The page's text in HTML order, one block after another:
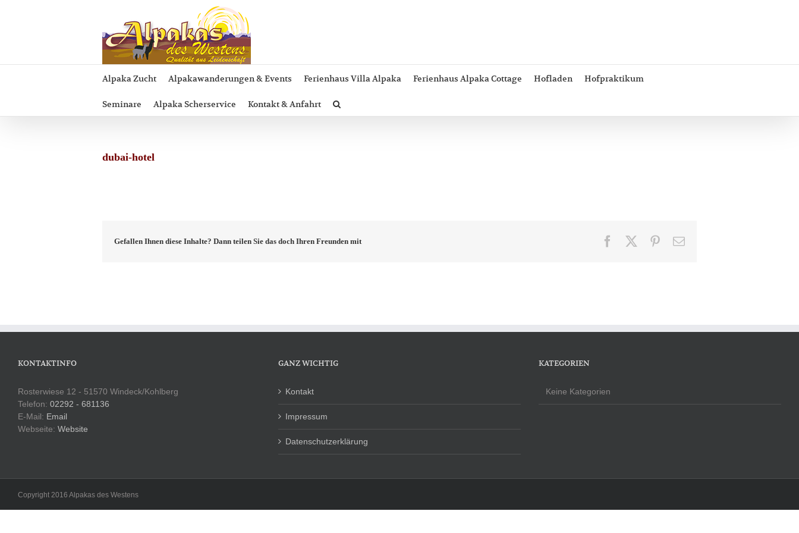
Alpaka Zucht Alpakawanderungen & Events Ferienhaus Villa Alpaka Ferienhaus Alpaka Cottage Hofladen Hofpraktikum
Seminare Alpaka Scherservice Kontakt & Anfahrt
dubai-hotel
Gefallen Ihnen diese Inhalte? Dann teilen Sie das doch Ihren Freunden mit Facebook Pinterest
E-
KONTAKTINFO
Rosterwiese 12 - 51570 Windeck/Kohlberg
Telefon: 02292 - 681136
E-Mail: Email
Webseite: Website
GANZ WICHTIG
Kontakt
Impressum
Datenschutzerklärung
KATEGORIEN
Keine Kategorien
Copyright 2016 Alpakas des Westens